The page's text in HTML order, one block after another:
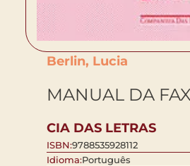
Berlin, Lucia
MANUAL DA
CIA DAS LETRAS
ISBN:9788535928112
Idioma:Português